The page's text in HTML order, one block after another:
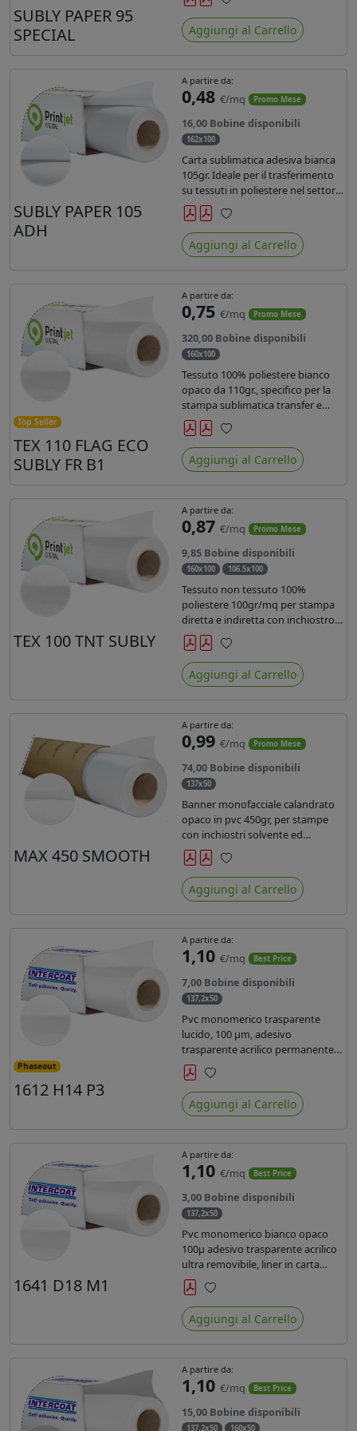
SUBLY PAPER 95
SPECIAL
Preferiti
Aggiungi al Carrello
SUBLY PAPER 105
ADH
A partire da:
0,48 €/mq Promo Mese
16,00 Bobine disponibili
162x100
Carta sublimatica adesiva bianca
105gr. Ideale per il trasferimento
su tessuti in poliestere nel settore
sportwear .
Preferiti
Aggiungi al Carrello
Top Seller
TEX 110 FLAG ECO
SUBLY FR B1
A partire da:
0,75 €/mq Promo Mese
320,00 Bobine disponibili
160x100
Tessuto 100% poliestere bianco
opaco da 110gr., specifico per la
stampa sublimatica transfer e
diretta. Ideale per la realizzazione
di stendardi e bandiere, grazie al
passaggio dell'inchiostro su
entrambi i lati. Dotato di
Preferiti
Aggiungi al Carrello
TEX 100 TNT SUBLY
A partire da:
0,87 €/mq Promo Mese
9,85 Bobine disponibili
160x100 106.5x100
Tessuto non tessuto 100%
poliestere 100gr/mq per stampa
diretta e indiretta con inchiostro
sublimatico, latex e uv.
Preferiti
Aggiungi al Carrello
MAX 450 SMOOTH
A partire da:
0,99 €/mq Promo Mese
74,00 Bobine disponibili
137x50
Banner monofacciale calandrato
opaco in pvc 450gr, per stampe
con inchiostri solvente ed
ecosolvente , uv e latex.
Preferiti
Aggiungi al Carrello
Phaseout
1612 H14 P3
A partire da:
1,10 €/mq Best Price
7,00 Bobine disponibili
137,2x50
Pvc monomerico trasparente
lucido, 100 µm, adesivo
trasparente acrilico permanente
durata 3 anni, liner in carta kraft
monosiliconata da 135 gr, REACH
compliant per stampa con
inchiostri solvente ecosolvente uv
Preferiti
Aggiungi al Carrello
1641 D18 M1
A partire da:
1,10 €/mq Best Price
3,00 Bobine disponibili
137,2x50
Pvc monomerico bianco opaco
100µ adesivo trasparente acrilico
ultra removibile, liner in carta
kraft da 140gr/mq. Durata 3 anni.
Dotato di certificato FR B1 e
conforme alla normativa REACH.
Preferiti
Aggiungi al Carrello
A partire da:
1,10 €/mq Best Price
15,00 Bobine disponibili
137,2x50 160x50